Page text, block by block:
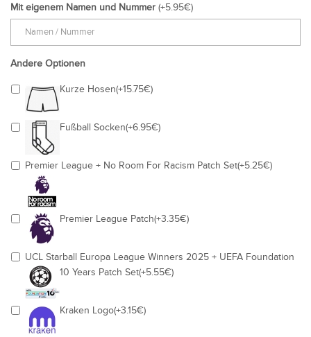
Mit eigenem Namen und Nummer (+5.95€)
Andere Optionen
Kurze Hosen(+15.75€)
Fußball Socken(+6.95€)
Premier League + No Room For Racism Patch Set(+5.25€)
Premier League Patch(+3.35€)
UCL Starball Europa League Winners 2025 + UEFA Foundation
10 Years Patch Set(+5.55€)
Kraken Logo(+3.15€)